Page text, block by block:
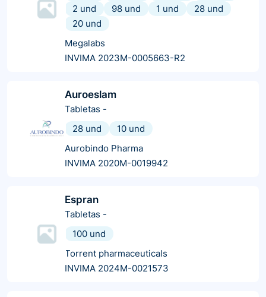
2 und
98 und 1 und
28 und
20 und
Megalabs
INVIMA 2023M-0005663-R2
Auroeslam
Tabletas -
28 und
10 und
Aurobindo Pharma
INVIMA 2020M-0019942
Espran
Tabletas -
100 und
Torrent pharmaceuticals
INVIMA 2024M-0021573